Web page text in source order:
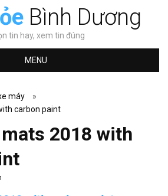
Bình Dương
tin hay, xem tin đúng
MENU
máy
»
carbon paint
2018 with